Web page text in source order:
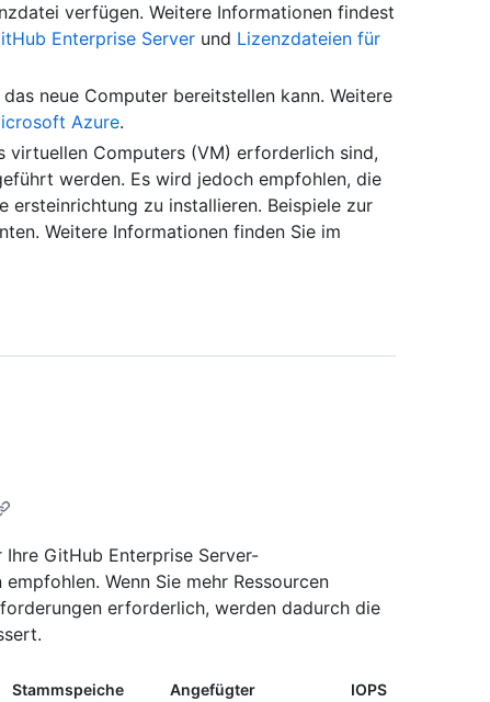
verfügen. Weitere Informationen findest
Enterprise Server und Lizenzdateien für
neue Computer bereitstellen kann. Weitere
Azure.
virtuellen Computers (VM) erforderlich sind,
werden. Es wird jedoch empfohlen, die
ersteinrichtung zu installieren. Beispiele zur
Weitere Informationen finden Sie im
GitHub Enterprise Server-
Wenn Sie mehr Ressourcen
erforderlich, werden dadurch die
Stammspeiche
Angefügter
IOPS